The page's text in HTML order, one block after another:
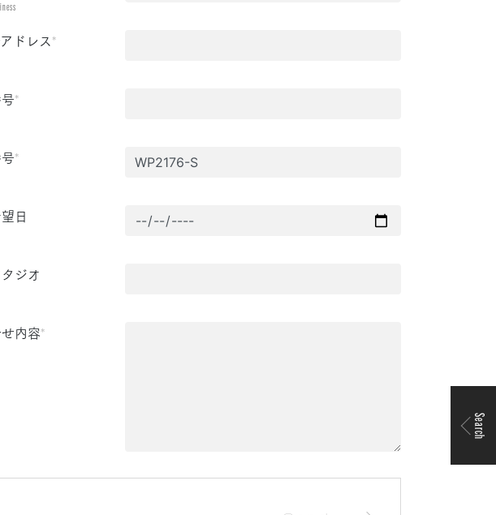
ドレス*
*
*
日
ジオ
内容*
Search